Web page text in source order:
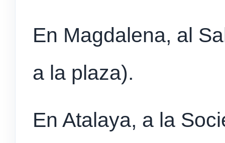
En Magdalena, al
a la plaza).
En Atalaya, a la